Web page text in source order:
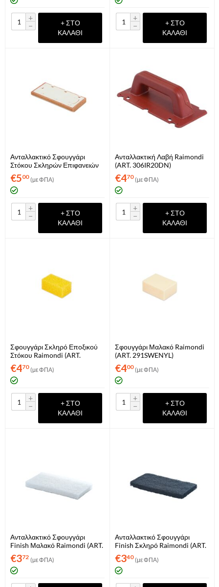
+
−
+ ΣΤΟ
ΚΑΛΆΘΙ
+
−
+ ΣΤΟ
ΚΑΛΆΘΙ
Ανταλλακτικό Σφουγγάρι
Στόκου Σκληρών Επιφανειών
Raimondi (ART. 217RIC)
€500 (με ΦΠΑ)
+
−
+ ΣΤΟ
ΚΑΛΆΘΙ
Ανταλλακτική Λαβή Raimondi
(ART. 306IR20DN)
€470 (με ΦΠΑ)
+
−
+ ΣΤΟ
ΚΑΛΆΘΙ
Σφουγγάρι Σκληρό Εποξικού
Στόκου Raimondi (ART.
291EPOXI)
€470 (με ΦΠΑ)
+
−
+ ΣΤΟ
ΚΑΛΆΘΙ
Σφουγγάρι Μαλακό Raimondi
(ART. 291SWENYL)
€400 (με ΦΠΑ)
+
−
+ ΣΤΟ
ΚΑΛΆΘΙ
Ανταλλακτικό Σφουγγάρι
Finish Μαλακό Raimondi (ART.
227B)
€372 (με ΦΠΑ)
Ανταλλακτικό Σφουγγάρι
Finish Σκληρό Raimondi (ART.
227N)
€340 (με ΦΠΑ)